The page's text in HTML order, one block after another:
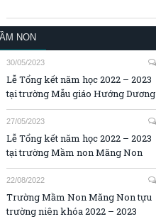
NON
30/05/2023
Lễ Tổng kết năm học 2022 – 2023
tại trường Mẫu giáo Hướng Dương
27/05/2023
Lễ Tổng kết năm học 2022 – 2023
tại trường Mầm non Măng Non
22/08/2022
Trường Mầm Non Măng Non tựu
trường niên khóa 2022 – 2023